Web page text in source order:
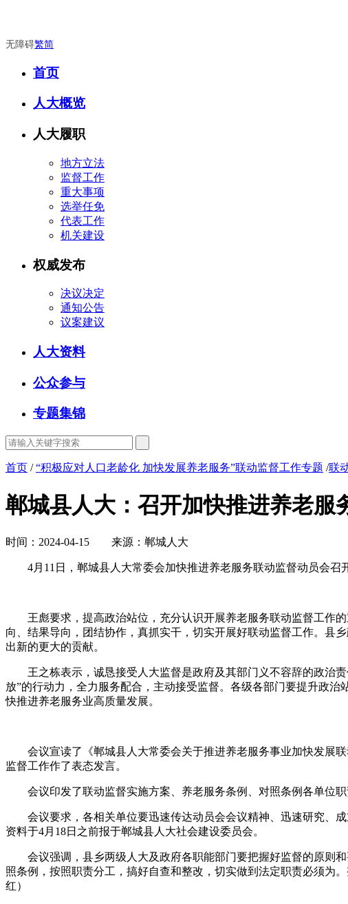
无障碍繁简
首页
人大概览
人大履职
地方立法
监督工作
重大事项
选举任免
代表工作
机关建设
权威发布
决议决定
通知公告
议案建议
人大资料
公众参与
专题集锦
首页 /“积极应对人口老龄化 加快发展养老服务”联动监督工作专题 /联
郸城县人大：召开加快推进养老服
时间：2024-04-15 来源：郸城人大
4月11日，郸城县人大常委会加快推进养老服务联动监督动员会召
王彪要求，提高政治站位，充分认识开展养老服务联动监督工作的
向、结果导向，团结协作，真抓实干，切实开展好联动监督工作。县
出新的更大的贡献。
王之栋表示，诚恳接受人大监督是政府及其部门义不容辞的政治责
放”的行动力，全力服务配合，主动接受监督。各级各部门要提升政
快推进养老服务业高质量发展。
会议宣读了《郸城县人大常委会关于推进养老服务事业加快发展联
监督工作作了表态发言。
会议印发了联动监督实施方案、养老服务条例、对照条例各单位职
会议要求，各相关单位要迅速传达动员会会议精神、迅速研究、成
资料于4月18日之前报于郸城县人大社会建设委员会。
会议强调，县乡两级人大及政府各职能部门要把握好监督的原则和
照条例，按照职责分工，搞好自查和整改，切实做到法定职责必须为
红）